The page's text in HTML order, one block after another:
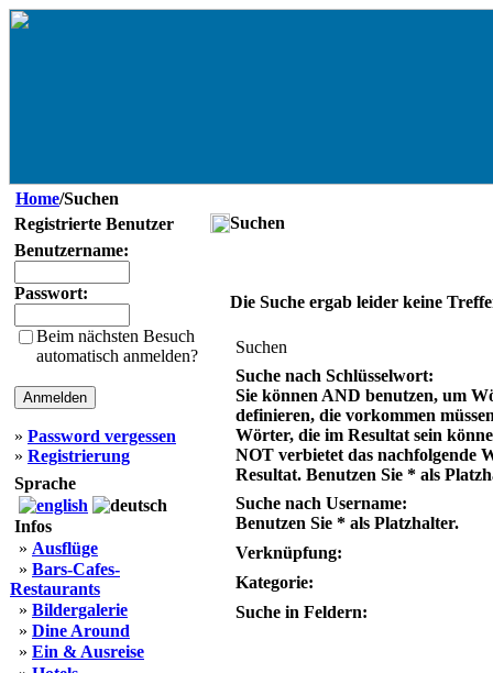
Home/Suchen
Registrierte Benutzer
Benutzername:
Passwort:
Beim nächsten Besuch
automatisch anmelden?
» Password vergessen
» Registrierung
Sprache
Infos
» Ausflüge
» Bars-Cafes-
Restaurants
» Bildergalerie
» Dine Around
» Ein & Ausreise
Suchen
Die Suche ergab leider keine
Suchen
Suche nach Schlüsselwort:
Sie können AND benutzen, um
definieren, die vorkommen
Wörter, die im Resultat sein
NOT verbietet das nachfolgende
Resultat. Benutzen Sie * als
Suche nach Username:
Benutzen Sie * als Platzhalter.
Verknüpfung:
Kategorie:
Suche in Feldern: